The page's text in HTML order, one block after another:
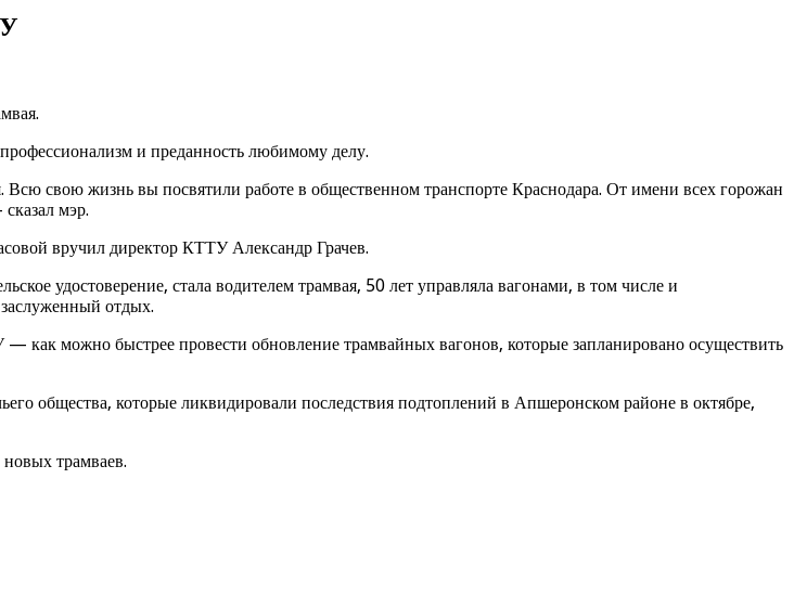
и преданность любимому делу.
свою жизнь вы посвятили работе в общественном транспорте Краснодара. От имени всех горожан
мэр.
вручил директор КТТУ Александр Грачев.
удостоверение, стала водителем трамвая, 50 лет управляла вагонами, в том числе и
отдых.
как можно быстрее провести обновление трамвайных вагонов, которые запланировано осуществить
общества, которые ликвидировали последствия подтоплений в Апшеронском районе в октябре,
трамваев.